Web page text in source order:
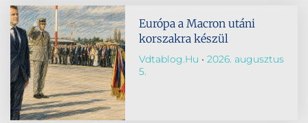
Európa a Macron utáni
korszakra készül
Vdtablog.hu
2026. augusztus
5.